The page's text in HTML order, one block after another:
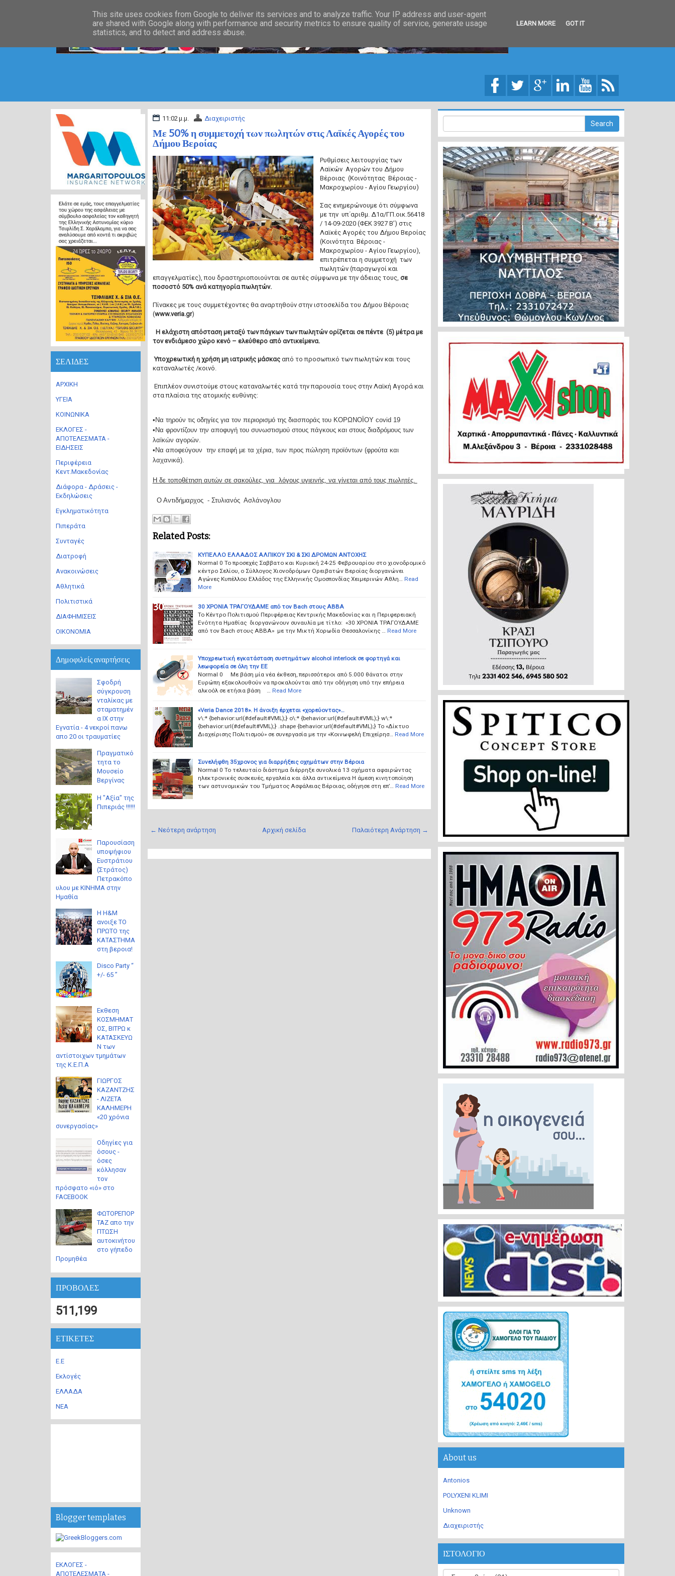
11:02 μ.μ. Διαχειριστής
Με 50% η συμμετοχή των πωλητών στις Λαϊκές Αγορές του
Δήμου Βεροίας
Ρυθμίσεις λειτουργίας των
Λαϊκών Αγορών του Δήμου
Βέροιας (Κοινότητας Βέροιας -
Μακροχωρίου - Αγίου Γεωργίου)
Σας ενημερώνουμε ότι σύμφωνα
με την υπ΄αριθμ. Δ1α/ΓΠ.οικ.56418
/ 14-09-2020 (ΦΕΚ 3927 Β’) στις
Λαϊκές Αγορές του Δήμου Βεροίας
(Κοινότητα Βέροιας -
Μακροχωρίου - Αγίου Γεωργίου),
επιτρέπεται η συμμετοχή των
πωλητών (παραγωγοί και
επαγγελματίες), που δραστηριοποιούνται σε αυτές σύμφωνα με την άδειας τους, σε
ποσοστό 50% ανά κατηγορία πωλητών.
Πίνακες με τους συμμετέχοντες θα αναρτηθούν στην ιστοσελίδα του Δήμου Βέροιας
(www.veria.gr)
Η ελάχιστη απόσταση μεταξύ των πάγκων των πωλητών ορίζεται σε πέντε (5) μέτρα με
τον ενδιάμεσο χώρο κενό – ελεύθερο από αντικείμενα.
Υποχρεωτική η χρήση μη ιατρικής μάσκαςαπό το προσωπικό των πωλητών και τους
καταναλωτές /κοινό.
Επιπλέον συνιστούμε στους καταναλωτές κατά την παρουσία τους στην Λαϊκή Αγορά και
στα πλαίσια της ατομικής ευθύνης:
•Να τηρούν τις οδηγίες για τον περιορισμό της διασποράς του ΚΟΡΩΝΟΪΟΥ covid 19
•Να φροντίζουν την αποφυγή του συνωστισμού στους πάγκους και στους διαδρόμους των
λαϊκών αγορών.
•Να αποφεύγουν την επαφή με τα χέρια, των προς πώληση προϊόντων (φρούτα και
λαχανικά).
Η δε τοποθέτηση αυτών σε σακούλες, για λόγους υγιεινής, να γίνεται από τους πωλητές.
Ο Αντιδήμαρχος - Στυλιανός Ασλάνογλου
Related Posts:
ΚΥΠΕΛΛΟ ΕΛΛΑΔΟΣ ΑΛΠΙΚΟΥ ΣΚΙ & ΣΚΙ ΔΡΟΜΩΝ ΑΝΤΟΧΗΣ
Normal 0 Το προσεχές Σαββατο και Κυριακή 24-25 Φεβρουαρίου στο χιονοδρομικό
κέντρο Σελίου, ο Σύλλογος Χιονοδρόμων Ορειβατών Βεροίας διοργανώνει
Αγώνες Κυπέλλου Ελλάδος της Ελληνικής Ομοσπονδίας Χειμερινών Αθλη…
Read
More
30 ΧΡΟΝΙΑ ΤΡΑΓΟΥΔΑΜΕ από τον Bach στους ABBA
Το Κέντρο Πολιτισμού Περιφέρειας Κεντρικής Μακεδονίας και η Περιφερειακή
Ενότητα Ημαθίας διοργανώνουν συναυλία με τίτλο: «30 ΧΡΟΝΙΑ ΤΡΑΓΟΥΔΑΜΕ
από τον Bach στους ABBA» με την Μικτή Χορωδία Θεσσαλονίκης …
Read More
Υποχρεωτική εγκατάσταση συστημάτων alcohol interlock σε φορτηγά και
λεωφορεία σε όλη την ΕΕ
Normal 0 Με βάση μία νέα έκθεση, περισσότεροι από 5.000 θάνατοι στην
Ευρώπη εξακολουθούν να προκαλούνται από την οδήγηση υπό την επήρεια
αλκοόλ σε ετήσια βάση …
Read More
«Veria Dance 2018». Η άνοιξη έρχεται «χορεύοντας»…
v\:* {behavior:url(#default#VML);} o\:* {behavior:url(#default#VML);} w\:*
{behavior:url(#default#VML);} .shape {behavior:url(#default#VML);} Το «Δίκτυο
Διαχείρισης Πολιτισμού» σε συνεργασία με την «Κοινωφελή Επιχείρησ…
Read More
Συνελήφθη 35χρονος για διαρρήξεις οχημάτων στην Βέροια
Normal 0 Το τελευταίο διάστημα διέρρηξε συνολικά 13 οχήματα αφαιρώντας
ηλεκτρονικές συσκευές, εργαλεία και άλλα αντικείμενα Η άμεση κινητοποίηση
των αστυνομικών του Τμήματος Ασφάλειας Βέροιας, οδήγησε στη επ’…
Read More
← Νεότερη ανάρτηση Παλαιότερη Ανάρτηση →
Αρχική σελίδα
ΣΕΛΙΔΕΣ
ΑΡΧΙΚΗ
ΥΓΕΙΑ
ΚΟΙΝΩΝΙΚΑ
ΕΚΛΟΓΕΣ -
ΑΠΟΤΕΛΕΣΜΑΤΑ -
ΕΙΔΗΣΕΙΣ
Περιφέρεια
Κεντ.Μακεδονίας
Διάφορα - Δράσεις -
Εκδηλώσεις
Εγκληματικότητα
Πιπεράτα
Συνταγές
Διατροφή
Ανακοινώσεις
Αθλητικά
Πολιτιστικά
ΔΙΑΦΗΜΙΣΕΙΣ
ΟΙΚΟΝΟΜΙΑ
Δημοφιλείς αναρτήσεις
Σφοδρή
σύγκρουση
νταλίκας με
σταματημέν
α ΙΧ στην
Εγνατία - 4 νεκροί πανω
απο 20 οι τραυματίες
Πραγματικό
τητα το
Μουσείο
Βεργίνας
Η "Αξία" της
Πιπεριάς !!!!!!
Παρουσίαση
υποψήφιου
Ευστράτιου
(Στράτος)
Πετρακόπο
υλου με ΚΙΝΗΜΑ στην
Ημαθία
Η H&M
ανοιξε ΤΟ
ΠΡΩΤΟ της
ΚΑΤΑΣΤΗΜΑ
στη βεροια!
Disco Party “
+/- 65 ”
Eκθεση
ΚΟΣΜΗΜΑΤ
ΟΣ, ΒΙΤΡΩ κ
ΚΑΤΑΣΚΕΥΩ
Ν των
αντίστοιχων τμημάτων
της Κ.Ε.Π.Α
ΓΙΩΡΓΟΣ
ΚΑΖΑΝΤΖΗΣ
- ΛΙΖΕΤΑ
ΚΑΛΗΜΕΡΗ
«20 χρόνια
συνεργασίας»
Οδηγίες για
όσους -
όσες
κόλλησαν
τον
πρόσφατο «ιό» στο
FACEBOOK
ΦΩΤΟΡΕΠΟΡ
ΤΑΖ απο την
ΠΤΩΣΗ
αυτοκινήτου
στο γήπεδο
Προμηθέα
ΠΡΟΒΟΛΕΣ
511,199
ΕΤΙΚΕΤΕΣ
Ε.Ε
Εκλογές
ΕΛΛΑΔΑ
ΝΕΑ
Blogger templates
ΕΚΛΟΓΕΣ -
ΑΠΟΤΕΛΕΣΜΑΤΑ -
About us
Antonios
POLYXENI KLIMI
Unknown
Διαχειριστής
ΙΣΤΟΛΟΓΙΟ
This site uses cookies from Google to deliver its services and to analyze traffic. Your IP address and user-agent
are shared with Google along with performance and security metrics to ensure quality of service, generate usage
statistics, and to detect and address abuse.
LEARN MORE GOT IT